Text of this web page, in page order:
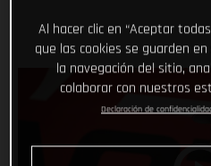
Al hacer clic en “Aceptar
que las cookies se guarden
la navegación del sitio,
colaborar con nuestros
Declaración de